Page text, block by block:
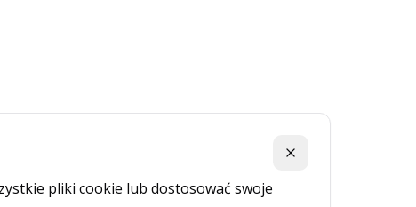
Zamknij
pliki cookie lub dostosować swoje